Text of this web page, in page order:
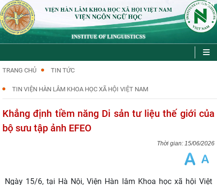
VI|EN
TRANG CHỦ TIN TỨC
TIN VIỆN HÀN LÂM KHOA HỌC XÃ HỘI VIỆT NAM
Khẳng định tiềm năng Di sản tư liệu thế giới của
bộ sưu tập ảnh EFEO
15/06/2026
Ngày 15/6, tại Hà Nội, Viện Hàn lâm Khoa học xã hội Việt